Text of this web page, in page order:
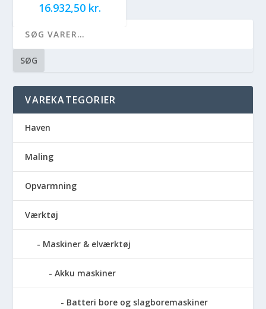
16.932,50 kr.
SØG
VAREKATEGORIER
Haven
Maling
Opvarmning
Værktøj
Maskiner & elværktøj
Akku maskiner
Batteri bore og slagboremaskiner